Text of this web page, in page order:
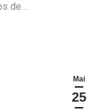
de…
Mai
25